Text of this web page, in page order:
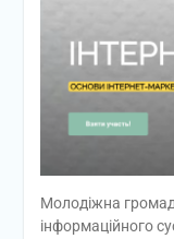
Молодіжна
інформаційного